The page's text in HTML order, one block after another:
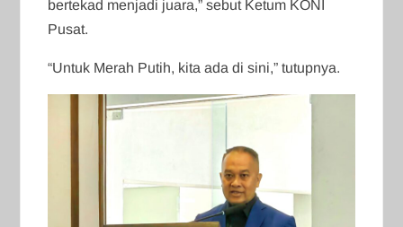
bertekad menjadi juara,” sebut Ketum KONI
Pusat.
“Untuk Merah Putih, kita ada di sini,” tutupnya.